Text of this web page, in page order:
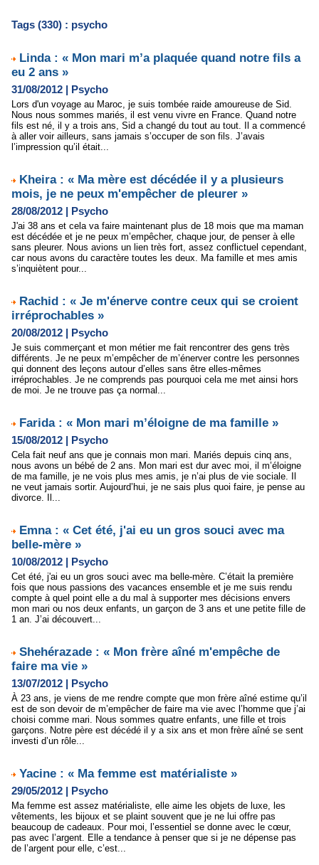
Tags (330) : psycho
Linda : « Mon mari m’a plaquée quand notre fils a
eu 2 ans »
31/08/2012 | Psycho
Lors d'un voyage au Maroc, je suis tombée raide amoureuse de Sid.
Nous nous sommes mariés, il est venu vivre en France. Quand notre
fils est né, il y a trois ans, Sid a changé du tout au tout. Il a commencé
à aller voir ailleurs, sans jamais s’occuper de son fils. J’avais
l’impression qu’il était...
Kheira : « Ma mère est décédée il y a plusieurs
mois, je ne peux m'empêcher de pleurer »
28/08/2012 | Psycho
J'ai 38 ans et cela va faire maintenant plus de 18 mois que ma maman
est décédée et je ne peux m’empêcher, chaque jour, de penser à elle
sans pleurer. Nous avions un lien très fort, assez conflictuel cependant,
car nous avons du caractère toutes les deux. Ma famille et mes amis
s’inquiètent pour...
Rachid : « Je m'énerve contre ceux qui se croient
irréprochables »
20/08/2012 | Psycho
Je suis commerçant et mon métier me fait rencontrer des gens très
différents. Je ne peux m’empêcher de m’énerver contre les personnes
qui donnent des leçons autour d’elles sans être elles-mêmes
irréprochables. Je ne comprends pas pourquoi cela me met ainsi hors
de moi. Je ne trouve pas ça normal...
Farida : « Mon mari m’éloigne de ma famille »
15/08/2012 | Psycho
Cela fait neuf ans que je connais mon mari. Mariés depuis cinq ans,
nous avons un bébé de 2 ans. Mon mari est dur avec moi, il m’éloigne
de ma famille, je ne vois plus mes amis, je n’ai plus de vie sociale. Il
ne veut jamais sortir. Aujourd’hui, je ne sais plus quoi faire, je pense au
divorce. Il...
Emna : « Cet été, j'ai eu un gros souci avec ma
belle-mère »
10/08/2012 | Psycho
Cet été, j'ai eu un gros souci avec ma belle-mère. C’était la première
fois que nous passions des vacances ensemble et je me suis rendu
compte à quel point elle a du mal à supporter mes décisions envers
mon mari ou nos deux enfants, un garçon de 3 ans et une petite fille de
1 an. J’ai découvert...
Shehérazade : « Mon frère aîné m'empêche de
faire ma vie »
13/07/2012 | Psycho
À 23 ans, je viens de me rendre compte que mon frère aîné estime qu’il
est de son devoir de m’empêcher de faire ma vie avec l’homme que j’ai
choisi comme mari. Nous sommes quatre enfants, une fille et trois
garçons. Notre père est décédé il y a six ans et mon frère aîné se sent
investi d’un rôle...
Yacine : « Ma femme est matérialiste »
29/05/2012 | Psycho
Ma femme est assez matérialiste, elle aime les objets de luxe, les
vêtements, les bijoux et se plaint souvent que je ne lui offre pas
beaucoup de cadeaux. Pour moi, l’essentiel se donne avec le cœur,
pas avec l’argent. Elle a tendance à penser que si je ne dépense pas
de l’argent pour elle, c’est...